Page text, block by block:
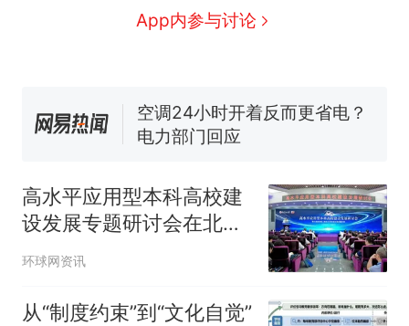
App内参与讨论
了……
视频丨只要一枚命中就能让航
佛山一中学招聘物理教师，笔
试前13名均遭淘汰？教育局：
核查
全部作废，公平么？
高水平应用型本科高校建
设发展专题研讨会在北方
工业大学举行
环球网资讯
从“制度约束”到“文化自觉”